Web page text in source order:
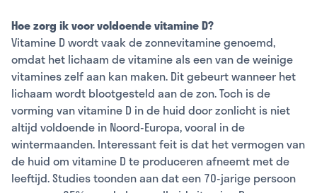
Hoe zorg ik voor voldoende vitamine D?
Vitamine D wordt vaak de zonnevitamine genoemd,
omdat het lichaam de vitamine als een van de weinige
vitamines zelf aan kan maken. Dit gebeurt wanneer het
lichaam wordt blootgesteld aan de zon. Toch is de
vorming van vitamine D in de huid door zonlicht is niet
altijd voldoende in Noord-Europa, vooral in de
wintermaanden. Interessant feit is dat het vermogen van
de huid om vitamine D te produceren afneemt met de
leeftijd. Studies toonden aan dat een 70-jarige persoon